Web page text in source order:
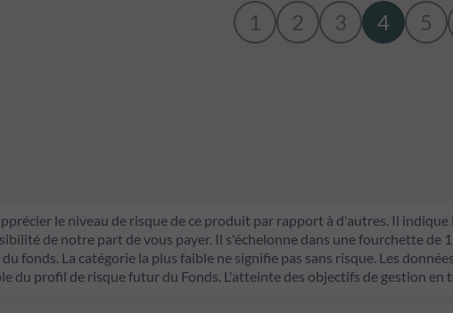
1 2 3 4 5
le niveau de risque de ce produit par rapport à d'autres. Il
de notre part de vous payer. Il s'échelonne dans une fourchette de
fonds. La catégorie la plus faible ne signifie pas sans risque. Les
du profil de risque futur du Fonds. L'atteinte des objectifs de gestion en